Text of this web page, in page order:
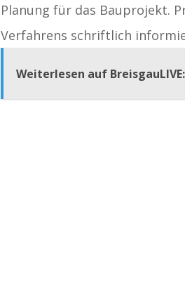
Planung für das Bauprojekt.
Verfahrens schriftlich
Weiterlesen auf BreisgauLIVE: